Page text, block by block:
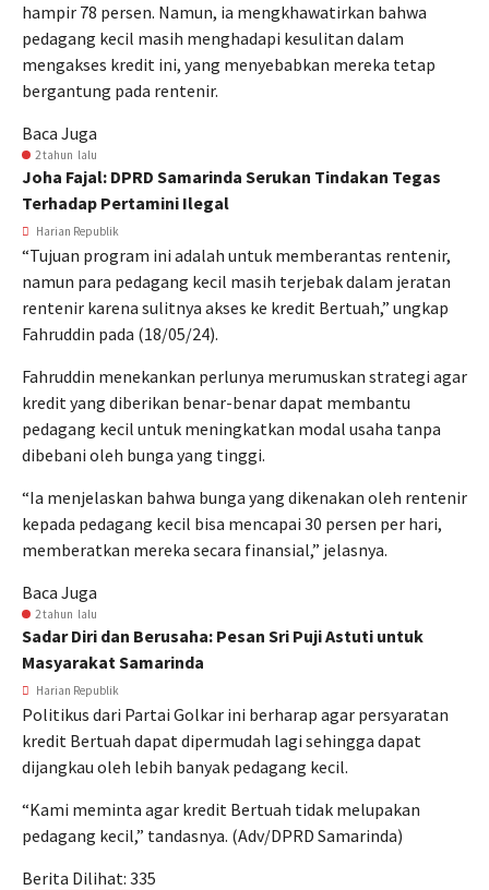
hampir 78 persen. Namun, ia mengkhawatirkan bahwa
pedagang kecil masih menghadapi kesulitan dalam
mengakses kredit ini, yang menyebabkan mereka tetap
bergantung pada rentenir.
Baca Juga
2 tahun lalu
Joha Fajal: DPRD Samarinda Serukan Tindakan Tegas
Terhadap Pertamini Ilegal
Harian Republik
“Tujuan program ini adalah untuk memberantas rentenir,
namun para pedagang kecil masih terjebak dalam jeratan
rentenir karena sulitnya akses ke kredit Bertuah,” ungkap
Fahruddin pada (18/05/24).
Fahruddin menekankan perlunya merumuskan strategi agar
kredit yang diberikan benar-benar dapat membantu
pedagang kecil untuk meningkatkan modal usaha tanpa
dibebani oleh bunga yang tinggi.
“Ia menjelaskan bahwa bunga yang dikenakan oleh rentenir
kepada pedagang kecil bisa mencapai 30 persen per hari,
memberatkan mereka secara finansial,” jelasnya.
Baca Juga
2 tahun lalu
Sadar Diri dan Berusaha: Pesan Sri Puji Astuti untuk
Masyarakat Samarinda
Harian Republik
Politikus dari Partai Golkar ini berharap agar persyaratan
kredit Bertuah dapat dipermudah lagi sehingga dapat
dijangkau oleh lebih banyak pedagang kecil.
“Kami meminta agar kredit Bertuah tidak melupakan
pedagang kecil,” tandasnya. (Adv/DPRD Samarinda)
Berita Dilihat: 335